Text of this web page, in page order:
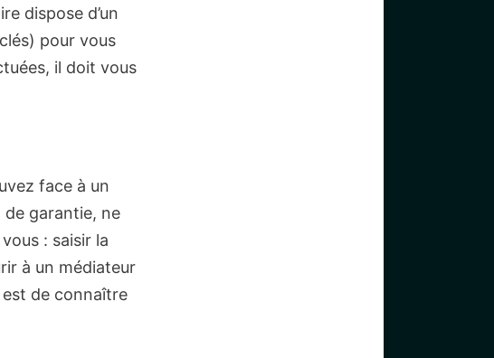
dispose d’un
pour vous
il doit vous
face à un
garantie, ne
: saisir la
à un médiateur
est de connaître